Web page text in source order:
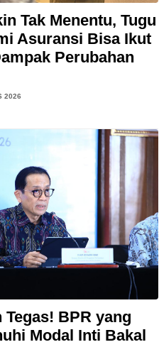
Tak Menentu, Tugu
Asuransi Bisa Ikut
Perubahan
2026
Tegas! BPR yang
Modal Inti Bakal